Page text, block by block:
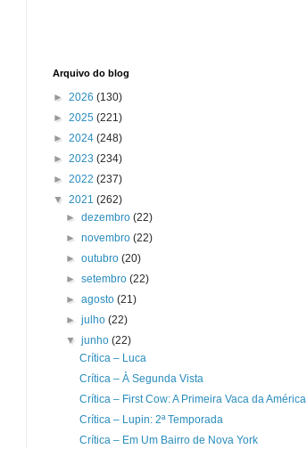
Arquivo do blog
► 2026 (130)
► 2025 (221)
► 2024 (248)
► 2023 (234)
► 2022 (237)
▼ 2021 (262)
►dezembro(22)
►novembro(22)
►outubro(20)
►setembro(22)
►agosto(21)
►julho(22)
▼junho(22)
Crítica – Luca
Crítica – À Segunda Vista
Crítica – First Cow: A Primeira Vaca da América
Crítica – Lupin: 2ª Temporada
Crítica – Em Um Bairro de Nova York